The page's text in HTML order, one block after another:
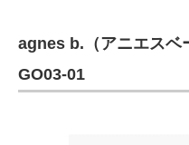
agnes b.（アニエスベ
GO03‐01